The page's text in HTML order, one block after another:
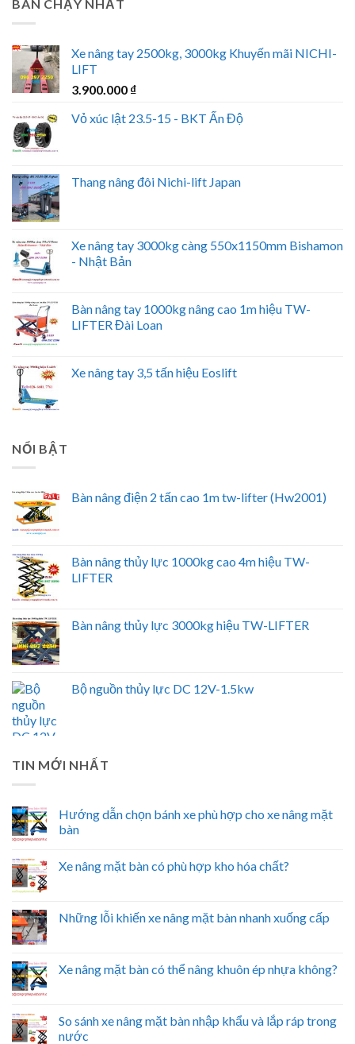
BÁN CHẠY NHẤT
Xe nâng tay 2500kg, 3000kg Khuyến mãi NICHI-
LIFT
3.900.000 ₫
Vỏ xúc lật 23.5-15 - BKT Ấn Độ
Thang nâng đôi Nichi-lift Japan
Xe nâng tay 3000kg càng 550x1150mm Bishamon
- Nhật Bản
Bàn nâng tay 1000kg nâng cao 1m hiệu TW-
LIFTER Đài Loan
Xe nâng tay 3,5 tấn hiệu Eoslift
NỔI BẬT
Bàn nâng điện 2 tấn cao 1m tw-lifter (Hw2001)
Bàn nâng thủy lực 1000kg cao 4m hiệu TW-
LIFTER
Bàn nâng thủy lực 3000kg hiệu TW-LIFTER
Bộ nguồn thủy lực DC 12V-1.5kw
TIN MỚI NHẤT
Hướng dẫn chọn bánh xe phù hợp cho xe nâng mặt
bàn
Xe nâng mặt bàn có phù hợp kho hóa chất?
Những lỗi khiến xe nâng mặt bàn nhanh xuống cấp
Xe nâng mặt bàn có thể nâng khuôn ép nhựa không?
So sánh xe nâng mặt bàn nhập khẩu và lắp ráp trong
nước